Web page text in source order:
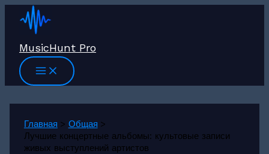
Перейти
MusicHunt Pro
Главная
Общая
Лучшие концертные альбомы: культовые записи
живых выступлений артистов